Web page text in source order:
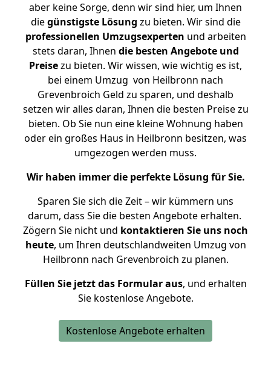
aber keine Sorge, denn wir sind hier, um Ihnen
diegünstigste Lösung zu bieten. Wir sind die
professionellen Umzugsexperten und arbeiten
stets daran, Ihnen die besten Angebote und
Preisezu bieten. Wir wissen, wie wichtig es ist,
bei einem Umzug von Heilbronn nach
Grevenbroich Geld zu sparen, und deshalb
setzen wir alles daran, Ihnen die besten Preise zu
bieten. Ob Sie nun eine kleine Wohnung haben
oder ein großes Haus in Heilbronn besitzen, was
umgezogen werden muss.
Wir haben immer die perfekte Lösung für Sie.
Sparen Sie sich die Zeit – wir kümmern uns
darum, dass Sie die besten Angebote erhalten.
Zögern Sie nicht und kontaktieren Sie uns noch
heute, um Ihren deutschlandweiten Umzug von
Heilbronn nach Grevenbroich zu planen.
Füllen Sie jetzt das Formular aus, und erhalten
Sie kostenlose Angebote.
Kostenlose Angebote erhalten